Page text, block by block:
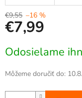
€9,55 –16 %
€7,99
cena:
Odosielame
Môžeme doručiť do: